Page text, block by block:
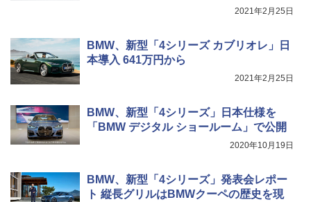
2021年2月25日
BMW、新型「4シリーズ カブリオレ」日
本導入 641万円から
2021年2月25日
BMW、新型「4シリーズ」日本仕様を
「BMW デジタル ショールーム」で公開
2020年10月19日
BMW、新型「4シリーズ」発表会レポー
ト 縦長グリルはBMWクーペの歴史を現